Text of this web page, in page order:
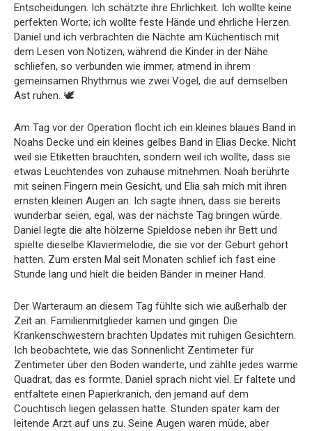
Entscheidungen. Ich schätzte ihre Ehrlichkeit. Ich wollte keine
perfekten Worte; ich wollte feste Hände und ehrliche Herzen.
Daniel und ich verbrachten die Nächte am Küchentisch mit
dem Lesen von Notizen, während die Kinder in der Nähe
schliefen, so verbunden wie immer, atmend in ihrem
gemeinsamen Rhythmus wie zwei Vögel, die auf demselben
Ast ruhen. 🕊️
Am Tag vor der Operation flocht ich ein kleines blaues Band in
Noahs Decke und ein kleines gelbes Band in Elias Decke. Nicht
weil sie Etiketten brauchten, sondern weil ich wollte, dass sie
etwas Leuchtendes von zuhause mitnehmen. Noah berührte
mit seinen Fingern mein Gesicht, und Elia sah mich mit ihren
ernsten kleinen Augen an. Ich sagte ihnen, dass sie bereits
wunderbar seien, egal, was der nächste Tag bringen würde.
Daniel legte die alte hölzerne Spieldose neben ihr Bett und
spielte dieselbe Klaviermelodie, die sie vor der Geburt gehört
hatten. Zum ersten Mal seit Monaten schlief ich fast eine
Stunde lang und hielt die beiden Bänder in meiner Hand.
Der Warteraum an diesem Tag fühlte sich wie außerhalb der
Zeit an. Familienmitglieder kamen und gingen. Die
Krankenschwestern brachten Updates mit ruhigen Gesichtern.
Ich beobachtete, wie das Sonnenlicht Zentimeter für
Zentimeter über den Boden wanderte, und zählte jedes warme
Quadrat, das es formte. Daniel sprach nicht viel. Er faltete und
entfaltete einen Papierkranich, den jemand auf dem
Couchtisch liegen gelassen hatte. Stunden später kam der
leitende Arzt auf uns zu. Seine Augen waren müde, aber